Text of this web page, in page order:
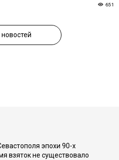
651
эпохи 90-х
взяток не существовало